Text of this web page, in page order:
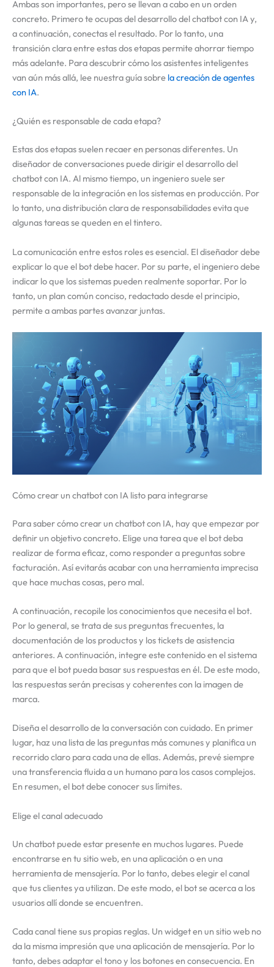
Ambas son importantes, pero se llevan a cabo en un orden
concreto. Primero te ocupas del desarrollo del chatbot con IA y,
a continuación, conectas el resultado. Por lo tanto, una
transición clara entre estas dos etapas permite ahorrar tiempo
más adelante. Para descubrir cómo los asistentes inteligentes
van aún más allá, lee nuestra guía sobre la creación de agentes
con IA.
¿Quién es responsable de cada etapa?
Estas dos etapas suelen recaer en personas diferentes. Un
diseñador de conversaciones puede dirigir el desarrollo del
chatbot con IA. Al mismo tiempo, un ingeniero suele ser
responsable de la integración en los sistemas en producción. Por
lo tanto, una distribución clara de responsabilidades evita que
algunas tareas se queden en el tintero.
La comunicación entre estos roles es esencial. El diseñador debe
explicar lo que el bot debe hacer. Por su parte, el ingeniero debe
indicar lo que los sistemas pueden realmente soportar. Por lo
tanto, un plan común conciso, redactado desde el principio,
permite a ambas partes avanzar juntas.
Cómo crear un chatbot con IA listo para integrarse
Para saber cómo crear un chatbot con IA, hay que empezar por
definir un objetivo concreto. Elige una tarea que el bot deba
realizar de forma eficaz, como responder a preguntas sobre
facturación. Así evitarás acabar con una herramienta imprecisa
que hace muchas cosas, pero mal.
A continuación, recopile los conocimientos que necesita el bot.
Por lo general, se trata de sus preguntas frecuentes, la
documentación de los productos y los tickets de asistencia
anteriores. A continuación, integre este contenido en el sistema
para que el bot pueda basar sus respuestas en él. De este modo,
las respuestas serán precisas y coherentes con la imagen de
marca.
Diseña el desarrollo de la conversación con cuidado. En primer
lugar, haz una lista de las preguntas más comunes y planifica un
recorrido claro para cada una de ellas. Además, prevé siempre
una transferencia fluida a un humano para los casos complejos.
En resumen, el bot debe conocer sus límites.
Elige el canal adecuado
Un chatbot puede estar presente en muchos lugares. Puede
encontrarse en tu sitio web, en una aplicación o en una
herramienta de mensajería. Por lo tanto, debes elegir el canal
que tus clientes ya utilizan. De este modo, el bot se acerca a los
usuarios allí donde se encuentren.
Cada canal tiene sus propias reglas. Un widget en un sitio web no
da la misma impresión que una aplicación de mensajería. Por lo
tanto, debes adaptar el tono y los botones en consecuencia. En